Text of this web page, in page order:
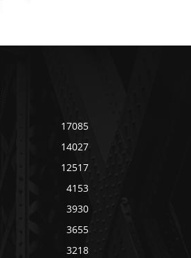
17085
14027
12517
4153
3930
3655
3218